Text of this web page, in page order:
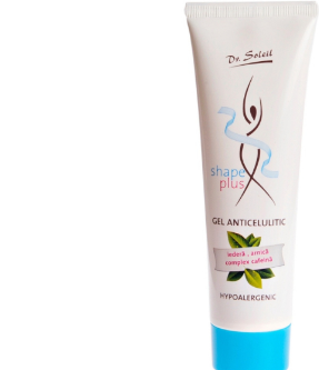
Masti pentru ten si gomaje
Tratamente si seruri pentru ten
Cadite bebe si accesorii baie
Articole igiena dentara copii
Ser fiziologic si comprese sterile
Masti chirurgicale medicale